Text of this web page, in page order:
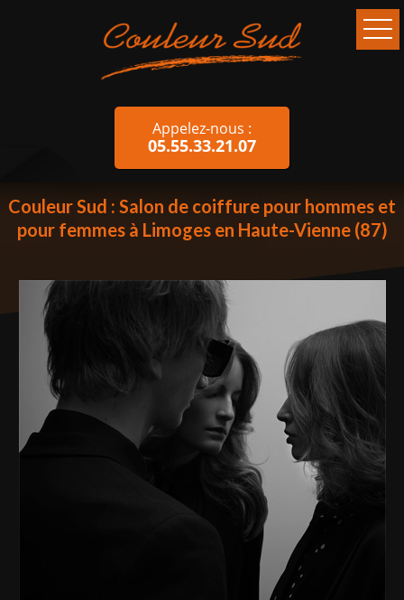
Appelez-nous :
05.55.33.21.07
Couleur Sud : Salon de coiffure pour hommes et
pour femmes à Limoges en Haute-Vienne (87)